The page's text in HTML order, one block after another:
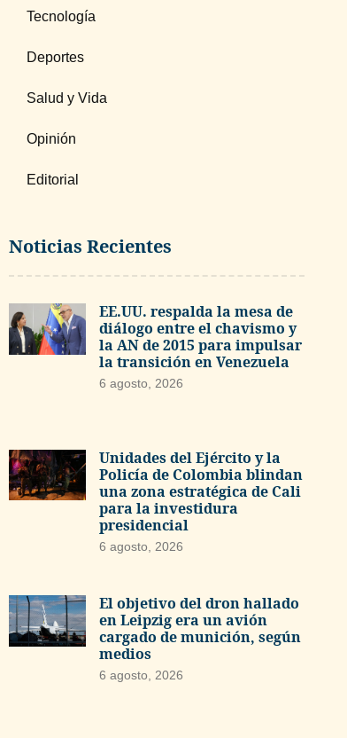
Tecnología
Deportes
Salud y Vida
Opinión
Editorial
Noticias Recientes
EE.UU. respalda la mesa de
diálogo entre el chavismo y
la AN de 2015 para impulsar
la transición en Venezuela
6 agosto, 2026
Unidades del Ejército y la
Policía de Colombia blindan
una zona estratégica de Cali
para la investidura
presidencial
6 agosto, 2026
El objetivo del dron hallado
en Leipzig era un avión
cargado de munición, según
medios
6 agosto, 2026